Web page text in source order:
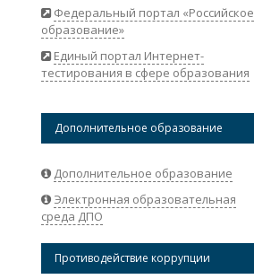
Федеральный портал «Российское
образование»
Единый портал Интернет-
тестирования в сфере образования
Дополнительное образование
Дополнительное образование
Электронная образовательная
среда ДПО
Противодействие коррупции